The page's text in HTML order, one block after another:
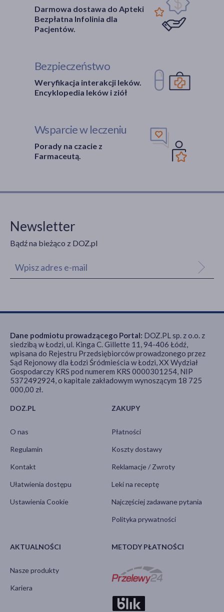
Darmowa dostawa do Apteki
Bezpłatna Infolinia dla
Pacjentów.
Bezpieczeństwo
Weryfikacja interakcji leków.
Encyklopedia leków i ziół
Wsparcie w leczeniu
Porady na czacie z
Farmaceutą.
Newsletter
Bądź na bieżąco z DOZ.pl
DOZ.PL
O nas
Regulamin
Kontakt
Ułatwienia dostępu
Ustawienia Cookie
ZAKUPY
Płatności
Koszty dostawy
Reklamacje / Zwroty
Leki na receptę
Najczęściej zadawane pytania
Polityka prywatności
AKTUALNOŚCI
Nasze produkty
Kariera
METODY PŁATNOŚCI
Dane podmiotu prowadzącego Portal: DOZ.PL sp. z o.o. z
siedzibą w Łodzi, ul. Kinga C. Gillette 11, 94-406 Łódź,
wpisana do Rejestru Przedsiębiorców prowadzonego przez
Sąd Rejonowy dla Łodzi Śródmieścia w Łodzi, XX Wydział
Gospodarczy KRS pod numerem KRS 0000301254, NIP
5372492924, o kapitale zakładowym wynoszącym 18 725
000,00 zł.